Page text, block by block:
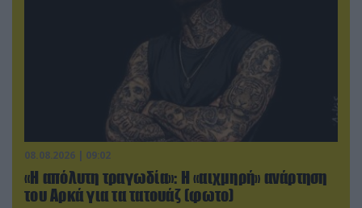
08.08.2026 | 09:02
«Η απόλυτη τραγωδία»: Η «αιχμηρή» ανάρτηση
του Αρκά για τα τατουάζ (φωτο)